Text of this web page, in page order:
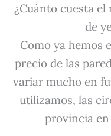
¿Cuánto cuesta
de
Como ya hemos
precio de las
variar mucho en
utilizamos, las
provincia